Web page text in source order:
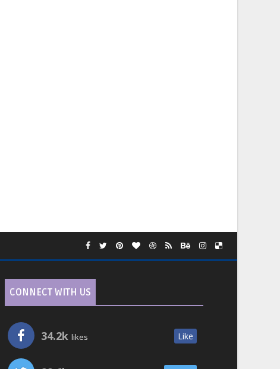
CONNECT WITH US
34.2k likes Like